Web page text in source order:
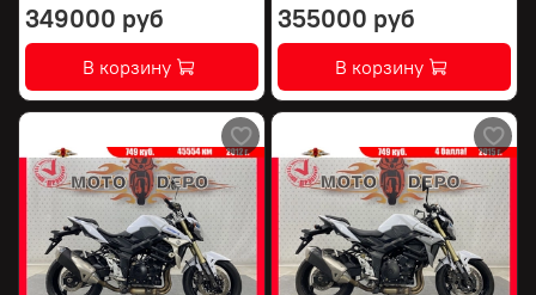
349000 руб
В корзину
355000 руб
В корзину